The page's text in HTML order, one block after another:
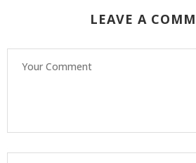
LEAVE A